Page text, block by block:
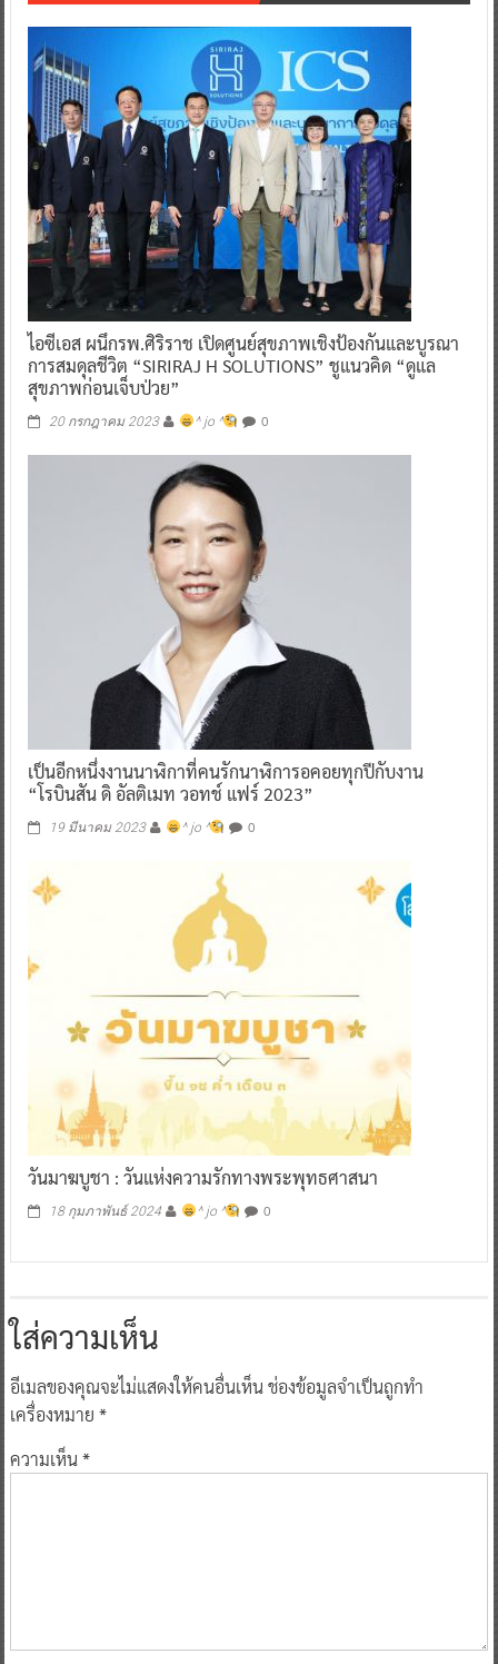
ไอซีเอส ผนึกรพ.ศิริราช เปิดศูนย์สุขภาพเชิงป้องกันและบูรณา
การสมดุลชีวิต “SIRIRAJ H SOLUTIONS” ชูแนวคิด “ดูแล
สุขภาพก่อนเจ็บป่วย”
20 กรกฎาคม 2023 ^ jo ^ 0
เป็นอีกหนึ่งงานนาฬิกาที่คนรักนาฬิการอคอยทุกปีกับงาน
“โรบินสัน ดิ อัลติเมท วอทช์ แฟร์ 2023”
19 มีนาคม 2023 ^ jo ^ 0
วันมาฆบูชา : วันแห่งความรักทางพระพุทธศาสนา
18 กุมภาพันธ์ 2024 ^ jo ^ 0
ใส่ความเห็น
อีเมลของคุณจะไม่แสดงให้คนอื่นเห็นช่องข้อมูลจำเป็นถูกทำ
เครื่องหมาย *
ความเห็น*